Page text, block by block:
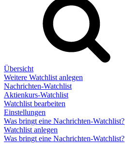
Übersicht
Weitere Watchlist anlegen
Nachrichten-Watchlist
Aktienkurs-Watchlist
Watchlist bearbeiten
Einstellungen
Was bringt eine Nachrichten-Watchlist?
Watchlist anlegen
Was bringt eine Nachrichten-Watchlist?